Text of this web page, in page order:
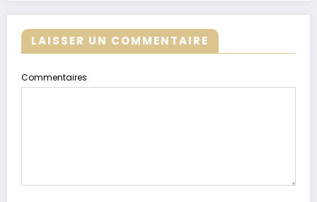
LAISSER UN COMMENTAIRE
Commentaires